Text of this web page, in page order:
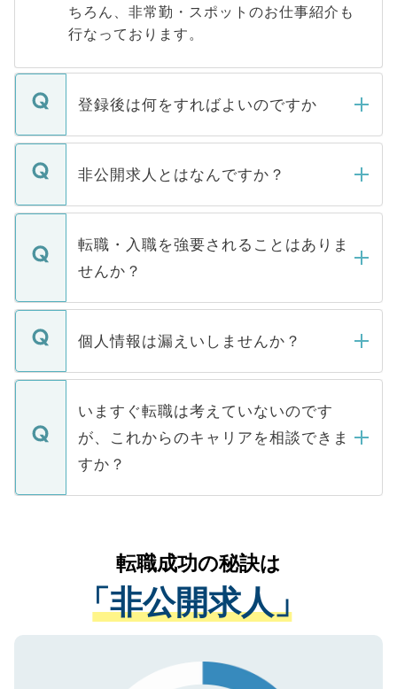
ちろん、非常勤・スポットのお仕事紹介も
行なっております。
登録後は何をすればよいのですか
ご登録いただきましたら、弊社担当者がご
登録内容を確認し、その後メールもしくは
ます。通常、5営業日以内にはご連絡をせて
いただきますので、しばらくお待ちくださ
非公開求人とはなんですか？
マイナビDOCTORで取り扱っている求人の
うち約3割は、Webサイトからご覧いただ
けない「非公開求人」です。非公開求人は
下記の理由によって、一般には公開してい
ません。
■応募殺到を避けるため 人気のある医療機
関を公にしてしまうと、応募が殺到する場
に、医療機関が求める条件に合った人材の
みを人材紹介会社に依頼するケースが増え
ています。
転職・入職を強要されることはありま
せんか？
転職・入職を強要することは一切ありませ
ん。また、仮に応募先から内定をいただい
定を承諾する必要はありません。内定先へ
の辞退の連絡はキャリアパートナーが行い
個人情報は漏えいしませんか？
個人情報が漏えいすることはありませんの
で、ご安心ください。当サイトからの登録
などで収集したご登録者様の個人情報は、
ご本人のキャリアアップおよび転職活動の
支援を目的に使用いたします。お預かりし
ているすべての個人データはご本人の許可
は、個人情報の取り扱いについての厳密な
管理基準を満たした事業者のみに付与され
る、プライバシーマークを取得済みです。
で、機密保持に関してもご安心ください。
いますぐ転職は考えていないのです
が、これからのキャリアを相談できま
すか？
かがいして、現在の医療機関の状況や紹介
経験をまじえながら、適切なアドバイスを
させていただきます。すぐにご転職をされ
ない方には、長期的なサポートが可能です
ので、まずはご登録ください。
転職成功の秘訣は
「非公開求人」